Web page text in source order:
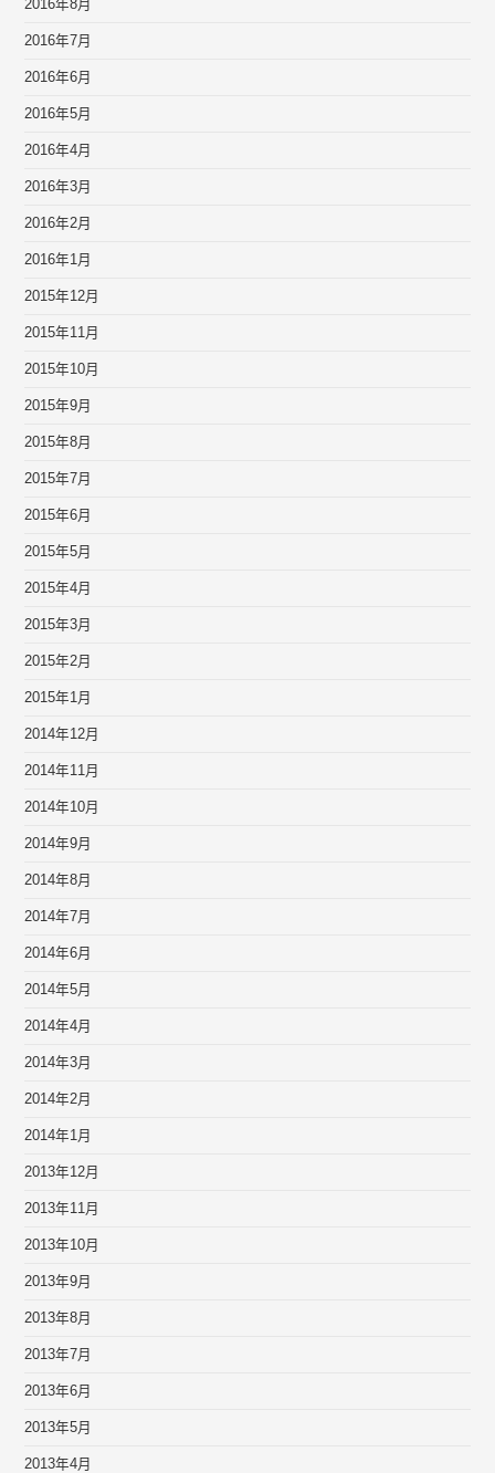
2016年8月
2016年7月
2016年6月
2016年5月
2016年4月
2016年3月
2016年2月
2016年1月
2015年12月
2015年11月
2015年10月
2015年9月
2015年8月
2015年7月
2015年6月
2015年5月
2015年4月
2015年3月
2015年2月
2015年1月
2014年12月
2014年11月
2014年10月
2014年9月
2014年8月
2014年7月
2014年6月
2014年5月
2014年4月
2014年3月
2014年2月
2014年1月
2013年12月
2013年11月
2013年10月
2013年9月
2013年8月
2013年7月
2013年6月
2013年5月
2013年4月